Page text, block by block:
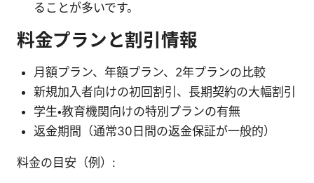
ることが多いです。
料金プランと割引情報
月額プラン、年額プラン、2年プランの比較
新規加入者向けの初回割引、長期契約の大幅割引
学生・教育機関向けの特別プランの有無
返金期間（通常30日間の返金保証が一般的）
料金の目安（例）: